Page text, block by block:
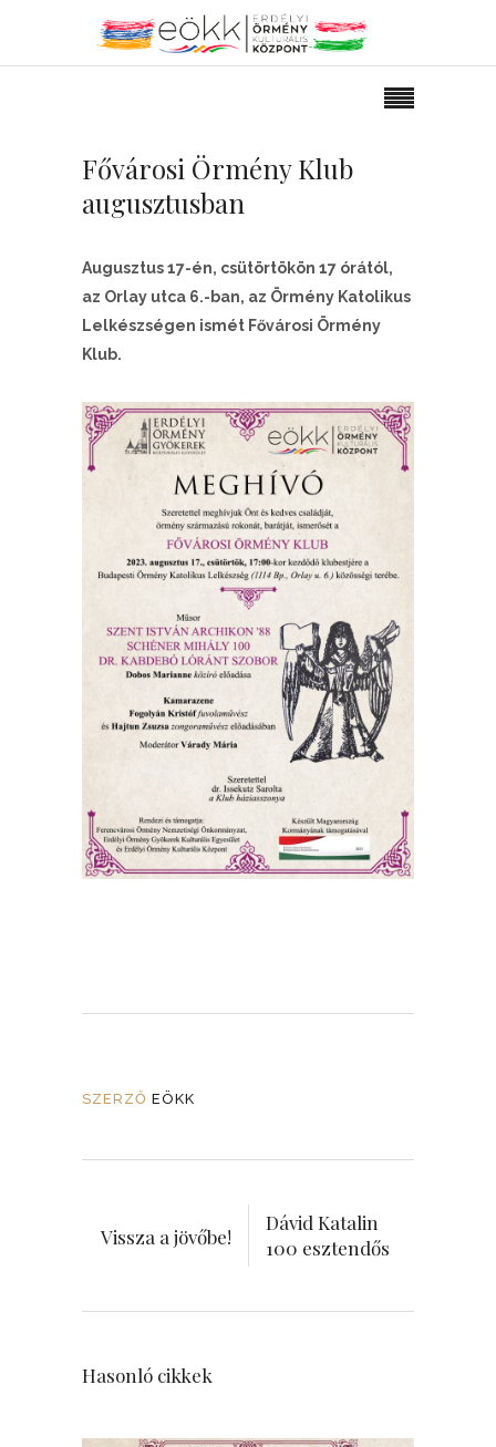
Fővárosi Örmény Klub
augusztusban
Augusztus 17-én, csütörtökön 17 órától,
az Orlay utca 6.-ban, az Örmény Katolikus
Lelkészségen ismét Fővárosi Örmény
Klub.
SZERZŐ EÖKK
Vissza a jövőbe!
Dávid Katalin
100 esztendős
Hasonló cikkek